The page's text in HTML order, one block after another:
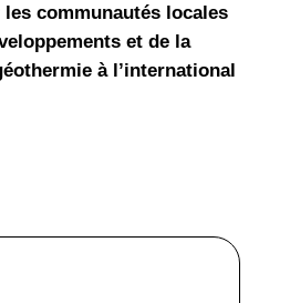
communautés locales
et de la
à l’international